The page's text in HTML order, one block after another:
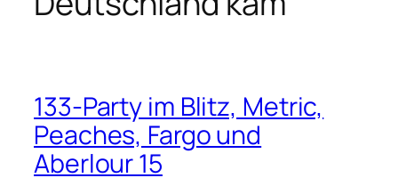
133-Party im Blitz, Metric,
Peaches, Fargo und
Aberlour 15